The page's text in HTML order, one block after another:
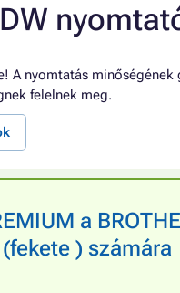
A nyomtatás
felelnek meg.
a
) számára